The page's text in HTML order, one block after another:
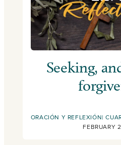
Seeking,
ORACIÓN Y REFLEXIÓN
FEBRUARY